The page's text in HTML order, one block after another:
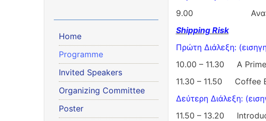
Home
Programme
Invited Speakers
Organizing Committee
Poster
9.00 Αναχώρηση
Shipping Risk
Πρώτη Διάλεξη:
10.00 – 11.30 A
11.30 – 11.50 Coffee
Δεύτερη Διάλεξη:
11.50 – 13.20